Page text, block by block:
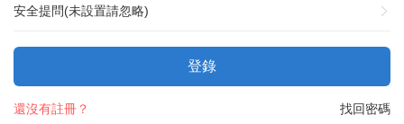
安全提問(未設置請忽略)
登錄
找回密碼
還沒有註冊？